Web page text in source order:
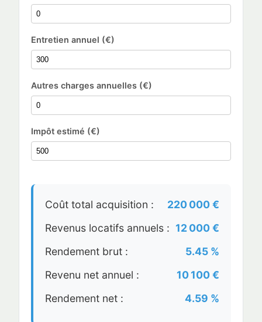
Entretien annuel (€)
Autres charges annuelles (€)
Impôt estimé (€)
Coût total acquisition :
220 000 €
Revenus locatifs annuels : 12 000 €
Rendement brut :
5.45 %
Revenu net annuel :
10 100 €
Rendement net :
4.59 %